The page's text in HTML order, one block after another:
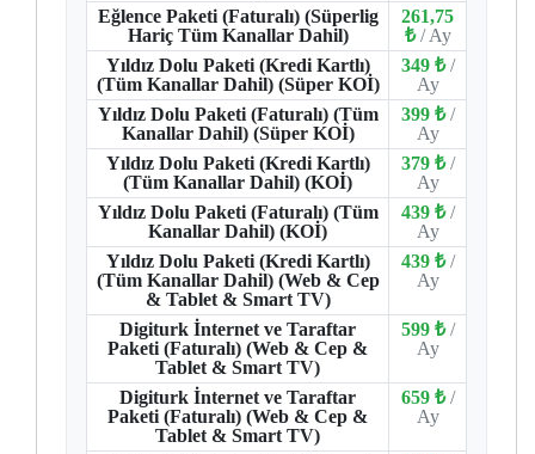
Eğlence Paketi (Faturalı) (Süperlig
Hariç Tüm Kanallar Dahil)
261,75
₺ / Ay
Yıldız Dolu Paketi (Kredi Kartlı)
(Tüm Kanallar Dahil) (Süper KOİ)
349 ₺ /
Ay
Yıldız Dolu Paketi (Faturalı) (Tüm
Kanallar Dahil) (Süper KOİ)
399 ₺ /
Ay
Yıldız Dolu Paketi (Kredi Kartlı)
(Tüm Kanallar Dahil) (KOİ)
379 ₺ /
Ay
Yıldız Dolu Paketi (Faturalı) (Tüm
Kanallar Dahil) (KOİ)
439 ₺ /
Ay
Yıldız Dolu Paketi (Kredi Kartlı)
(Tüm Kanallar Dahil) (Web & Cep
& Tablet & Smart TV)
439 ₺ /
Ay
Digiturk İnternet ve Taraftar
Paketi (Faturalı) (Web & Cep &
Tablet & Smart TV)
599 ₺ /
Ay
Digiturk İnternet ve Taraftar
Paketi (Faturalı) (Web & Cep &
Tablet & Smart TV)
659 ₺ /
Ay